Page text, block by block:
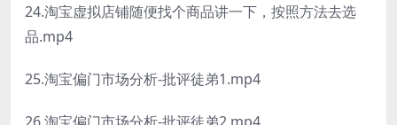
24.淘宝虚拟店铺随便找个商品讲一下，按照方法去选
品.mp4
25.淘宝偏门市场分析-批评徒弟1.mp4